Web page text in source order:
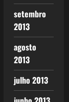
setembro
2013
agosto
2013
julho 2013